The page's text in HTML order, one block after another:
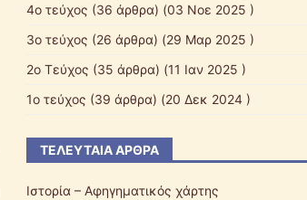
4ο τεύχος (36 άρθρα) (03 Νοε 2025 )
3o τεύχος (26 άρθρα) (29 Μαρ 2025 )
2o Τεύχος (35 άρθρα) (11 Ιαν 2025 )
1ο τεύχος (39 άρθρα) (20 Δεκ 2024 )
ΤΕΛΕΥΤΑΊΑ ΆΡΘΡΑ
Ιστορία – Αφηγηματικός χάρτης